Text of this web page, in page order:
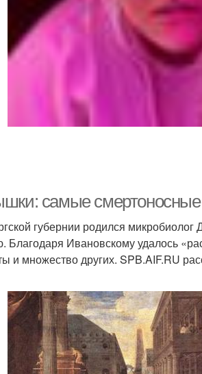
самые смертоносные
губернии родился
Благодаря Ивановскому удалось
и множество других. SPB.AIF.RU